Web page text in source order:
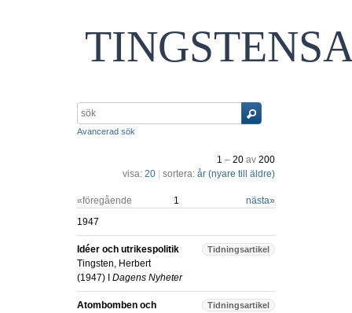
Avancerad sök
1 – 20 av 200
visa: 20 sortera: år (nyare till äldre)
«föregående 1 nästa»
1947
Tidningsartikel
Idéer och utrikespolitik
Tingsten, Herbert
(1947) I Dagens Nyheter
Tidningsartikel
Atombomben och